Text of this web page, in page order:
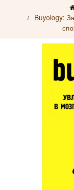
Buyology: